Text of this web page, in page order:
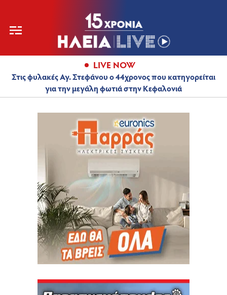
LIVE NOW
Στις φυλακές Αγ. Στεφάνου ο 44χρονος που κατηγορείται
για την μεγάλη φωτιά στην Κεφαλονιά